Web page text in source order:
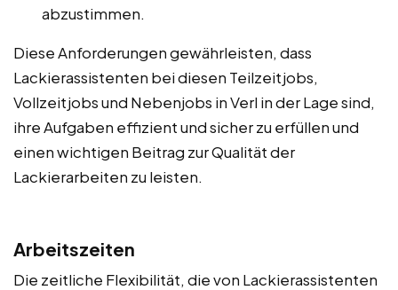
abzustimmen.
Diese Anforderungen gewährleisten, dass
Lackierassistenten bei diesen Teilzeitjobs,
Vollzeitjobs und Nebenjobs in Verl in der Lage sind,
ihre Aufgaben effizient und sicher zu erfüllen und
einen wichtigen Beitrag zur Qualität der
Lackierarbeiten zu leisten.
Arbeitszeiten
Die zeitliche Flexibilität, die von Lackierassistenten